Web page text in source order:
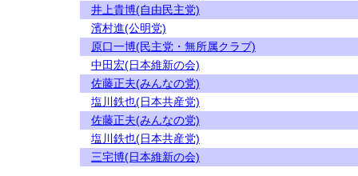
井上貴博(自由民主党)
濱村進(公明党)
原口一博(民主党・無所属クラブ)
中田宏(日本維新の会)
佐藤正夫(みんなの党)
塩川鉄也(日本共産党)
佐藤正夫(みんなの党)
塩川鉄也(日本共産党)
三宅博(日本維新の会)